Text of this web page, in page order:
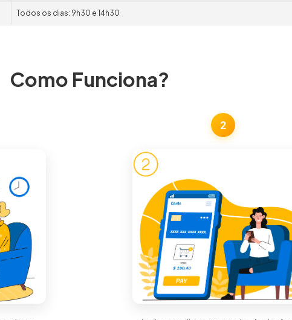
Todos os dias: 9h30 e 14h30
Como Funciona?
2